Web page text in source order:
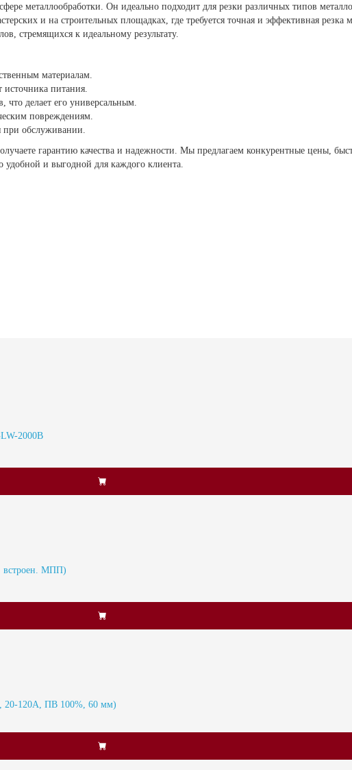
металлообработки. Он идеально подходит для резки различных типов
и на строительных площадках, где требуется точная и эффективная резка
стремящихся к идеальному результату.
материалам.
питания.
делает его универсальным.
повреждениям.
при обслуживании.
гарантию качества и надежности. Мы предлагаем конкурентные цены,
удобной и выгодной для каждого клиента.
2000B
встроен. МПП)
20-120А, ПВ 100%, 60 мм)